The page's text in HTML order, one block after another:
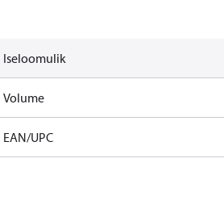
Iseloomulik
Volume
EAN/UPC